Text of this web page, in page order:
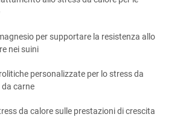
per supportare la resistenza allo
nei suini
personalizzate per lo stress da
da carne
da calore sulle prestazioni di crescita